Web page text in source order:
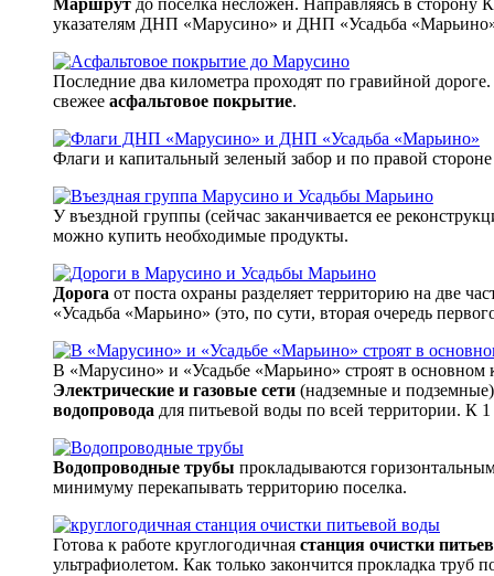
указателям ДНП «Марусино» и ДНП «Усадьба
Последние два километра проходят по гравийной
свежее асфальтовое покрытие.
Флаги и капитальный зеленый забор и по правой
У въездной группы (сейчас заканчивается ее
можно купить необходимые продукты.
Дорога от поста охраны разделяет территорию на две
«Усадьба «Марьино» (это, по сути, вторая очередь
В «Марусино» и «Усадьбе «Марьино» строят в основном
Электрические и газовые сети (надземные и
водопровода для питьевой воды по всей территории. К
Водопроводные трубы прокладываются
минимуму перекапывать территорию поселка.
Готова к работе круглогодичная станция очистки
ультрафиолетом. Как только закончится прокладка